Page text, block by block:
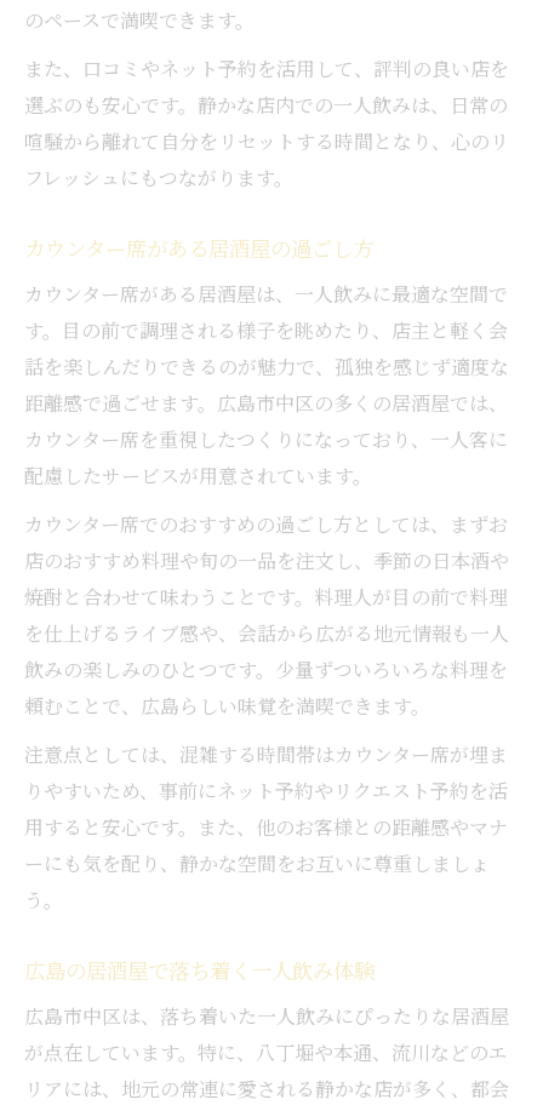
のペースで満喫できます。
また、口コミやネット予約を活用して、評判の良い店を
選ぶのも安心です。静かな店内での一人飲みは、日常の
喧騒から離れて自分をリセットする時間となり、心のリ
フレッシュにもつながります。
カウンター席がある居酒屋の過ごし方
カウンター席がある居酒屋は、一人飲みに最適な空間で
す。目の前で調理される様子を眺めたり、店主と軽く会
話を楽しんだりできるのが魅力で、孤独を感じず適度な
距離感で過ごせます。広島市中区の多くの居酒屋では、
カウンター席を重視したつくりになっており、一人客に
配慮したサービスが用意されています。
カウンター席でのおすすめの過ごし方としては、まずお
店のおすすめ料理や旬の一品を注文し、季節の日本酒や
焼酎と合わせて味わうことです。料理人が目の前で料理
を仕上げるライブ感や、会話から広がる地元情報も一人
飲みの楽しみのひとつです。少量ずついろいろな料理を
頼むことで、広島らしい味覚を満喫できます。
注意点としては、混雑する時間帯はカウンター席が埋ま
りやすいため、事前にネット予約やリクエスト予約を活
用すると安心です。また、他のお客様との距離感やマナ
ーにも気を配り、静かな空間をお互いに尊重しましょ
う。
広島の居酒屋で落ち着く一人飲み体験
広島市中区は、落ち着いた一人飲みにぴったりな居酒屋
が点在しています。特に、八丁堀や本通、流川などのエ
リアには、地元の常連に愛される静かな店が多く、都会